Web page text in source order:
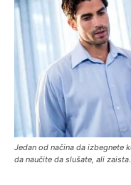
Jedan od načina da izbegnete
da naučite da slušate, ali zaista.